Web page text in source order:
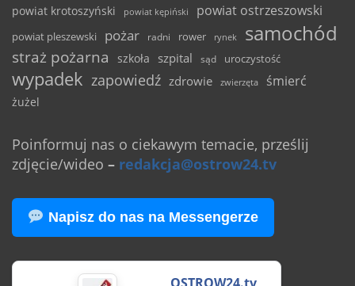
powiat krotoszyński powiat kępiński powiat ostrzeszowski
powiat pleszewski pożar radni rower rynek samochód
straż pożarna szkoła szpital sąd uroczystość
wypadek zapowiedź zdrowie zwierzęta śmierć
żużel
Poinformuj nas o ciekawym temacie, prześlij
zdjęcie/wideo – redakcja@ostrow24.tv
Napisz do nas na Messengerze